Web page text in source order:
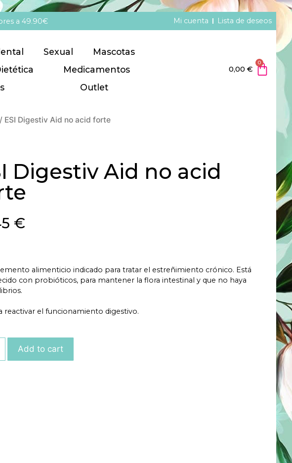
a 49.90€ Mi cuenta Lista de deseos
Sexual
Mascotas
Medicamentos
Outlet
0,00€
0
/ ESI Digestiv Aid no acid forte
Digestiv Aid no acid
€
alimenticio indicado para tratar el estreñimiento crónico. Está
con probióticos, para mantener la flora intestinal y que no haya
reactivar el funcionamiento digestivo.
Add to cart